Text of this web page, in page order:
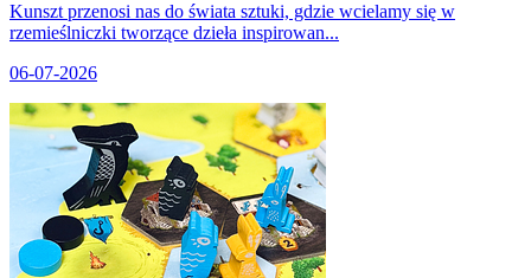
Kunszt przenosi nas do świata sztuki, gdzie wcielamy się w
rzemieślniczki tworzące dzieła inspirowan...
06-07-2026